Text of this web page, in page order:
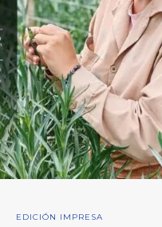
EDICIÓN IMPRESA